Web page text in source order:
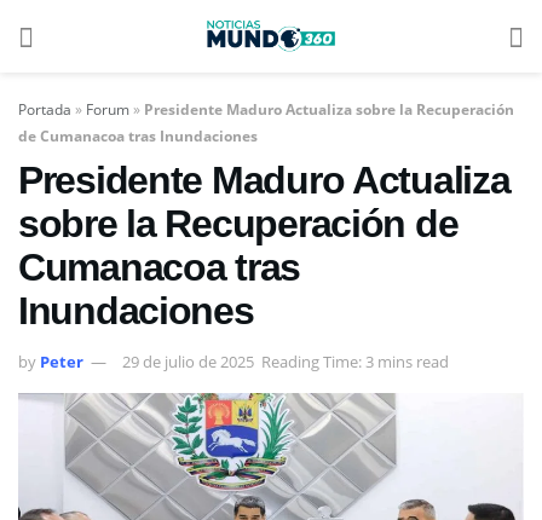
Portada » Forum» Presidente Maduro Actualiza sobre la Recuperación
de Cumanacoa tras Inundaciones
Presidente Maduro Actualiza
sobre la Recuperación de
Cumanacoa tras
Inundaciones
by Peter 29 de julio de 2025 Reading Time: 3 mins read